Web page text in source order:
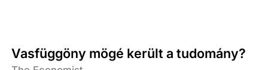
Vasfüggöny mögé került a tudomány?